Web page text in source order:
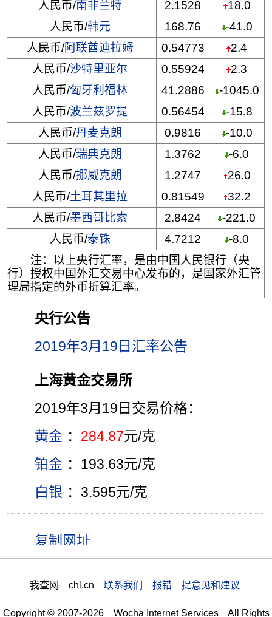
人民币/南非兰特 2.1528
18.0
人民币/韩元 168.76
-41.0
人民币/阿联酋迪拉姆 0.54773
2.4
人民币/沙特里亚尔 0.55924
2.3
人民币/匈牙利福林 41.2886
-1045.0
人民币/波兰兹罗提 0.56454
-15.8
人民币/丹麦克朗 0.9816
-10.0
人民币/瑞典克朗 1.3762
-6.0
人民币/挪威克朗 1.2747
26.0
人民币/土耳其里拉 0.81549
32.2
人民币/墨西哥比索 2.8424
-221.0
人民币/泰铢 4.7212
-8.0
注：以上央行汇率，是由中国人民银行（央
行）授权中国外汇交易中心发布的，是国家外汇管
理局指定的外币折算汇率。
央行公告
2019年3月19日汇率公告
上海黄金交易所
2019年3月19日交易价格：
黄金 ： 284.87元/克
铂金 ：193.63元/克
白银 ：3.595元/克
我查网 chl.cn 联系我们 报错 提意见和建议
Copyright © 2007-2026 Wocha Internet Services All Rights